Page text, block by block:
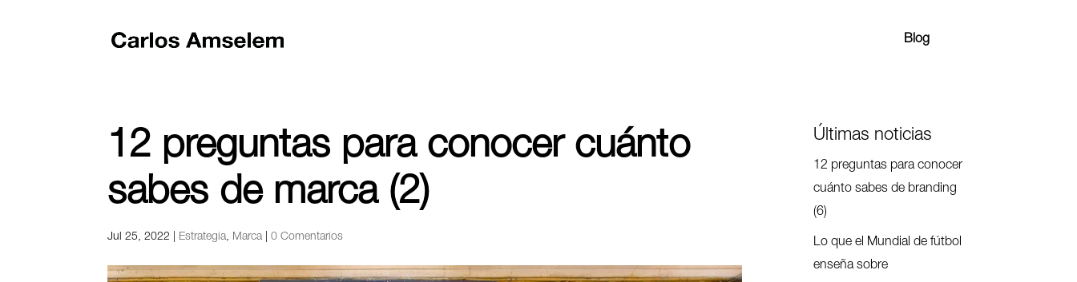
Blog
12 preguntas para conocer cuánto
sabes de marca (2)
Jul 25, 2022 Estrategia, Marca |0 Comentarios
Últimas noticias
12 preguntas para conocer
cuánto sabes de branding
(6)
Lo que el Mundial de fútbol
enseña sobre